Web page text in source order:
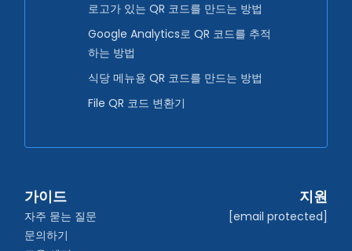
로고가 있는 QR 코드를 만드는 방법
Google Analytics로 QR 코드를 추적
하는 방법
식당 메뉴용 QR 코드를 만드는 방법
File QR 코드 변환기
가이드
자주 묻는 질문
문의하기
지원
[email protected]